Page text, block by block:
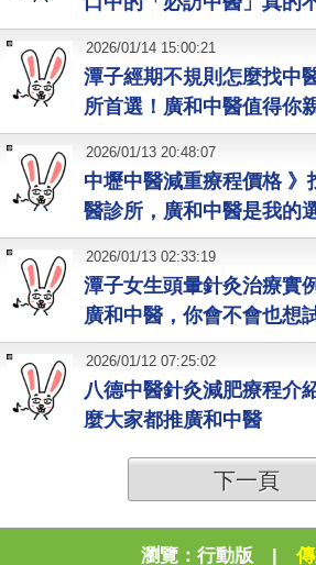
潭子經期不規則怎麼找中
所首選！廣和中醫值得你
2026/01/14 15:00:21
中壢中醫減重療程價格 》
醫診所，廣和中醫是我的
2026/01/13 20:48:07
潭子女生頭暈針灸治療實
廣和中醫，你會不會也想
2026/01/13 02:33:19
八德中醫針灸減肥療程介
麼大家都推廣和中醫
2026/01/12 07:25:02
下一頁
瀏覽： 行動版 |